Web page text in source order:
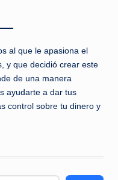
al que le apasiona el
y que decidió crear este
de una manera
ayudarte a dar tus
control sobre tu dinero y